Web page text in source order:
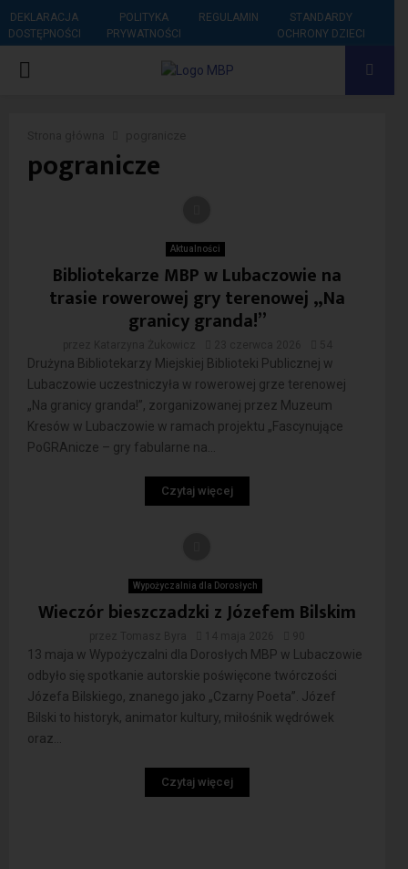
DEKLARACJA
DOSTĘPNOŚCI
POLITYKA
PRYWATNOŚCI
REGULAMIN
STANDARDY
OCHRONY DZIECI
PRIMARY
pogranicze
Aktualności
Bibliotekarze MBP w Lubaczowie na
trasie rowerowej gry terenowej „Na
granicy granda!”
Drużyna Bibliotekarzy Miejskiej Biblioteki Publicznej w
Lubaczowie uczestniczyła w rowerowej grze terenowej
„Na granicy granda!”, zorganizowanej przez Muzeum
Kresów w Lubaczowie w ramach projektu „Fascynujące
PoGRAnicze – gry fabularne na...
Czytaj więcej
Wypożyczalnia dla Dorosłych
Wieczór bieszczadzki z Józefem Bilskim
13 maja w Wypożyczalni dla Dorosłych MBP w Lubaczowie
odbyło się spotkanie autorskie poświęcone twórczości
Józefa Bilskiego, znanego jako „Czarny Poeta”. Józef
Bilski to historyk, animator kultury, miłośnik wędrówek
oraz...
Czytaj więcej